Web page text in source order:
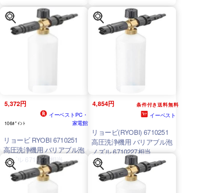
5,372円
106ﾎﾟｲﾝﾄ
イーベストPC・
家電館
リョービ RYOBI 6710251
高圧洗浄機用 バリアブル泡
ノズル 6710227相当
6710251
4,854円 条件付き送料無料
イーベスト
リョービ(RYOBI) 6710251
高圧洗浄機用 バリアブル泡
ノズル 6710227相当